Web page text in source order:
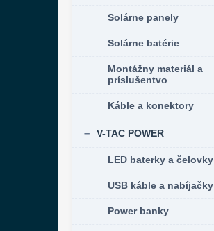
Solárne panely
Solárne batérie
Montážny materiál a
príslušentvo
Káble a konektory
V-TAC POWER
LED baterky a čelovky
USB káble a nabíjačky
Power banky